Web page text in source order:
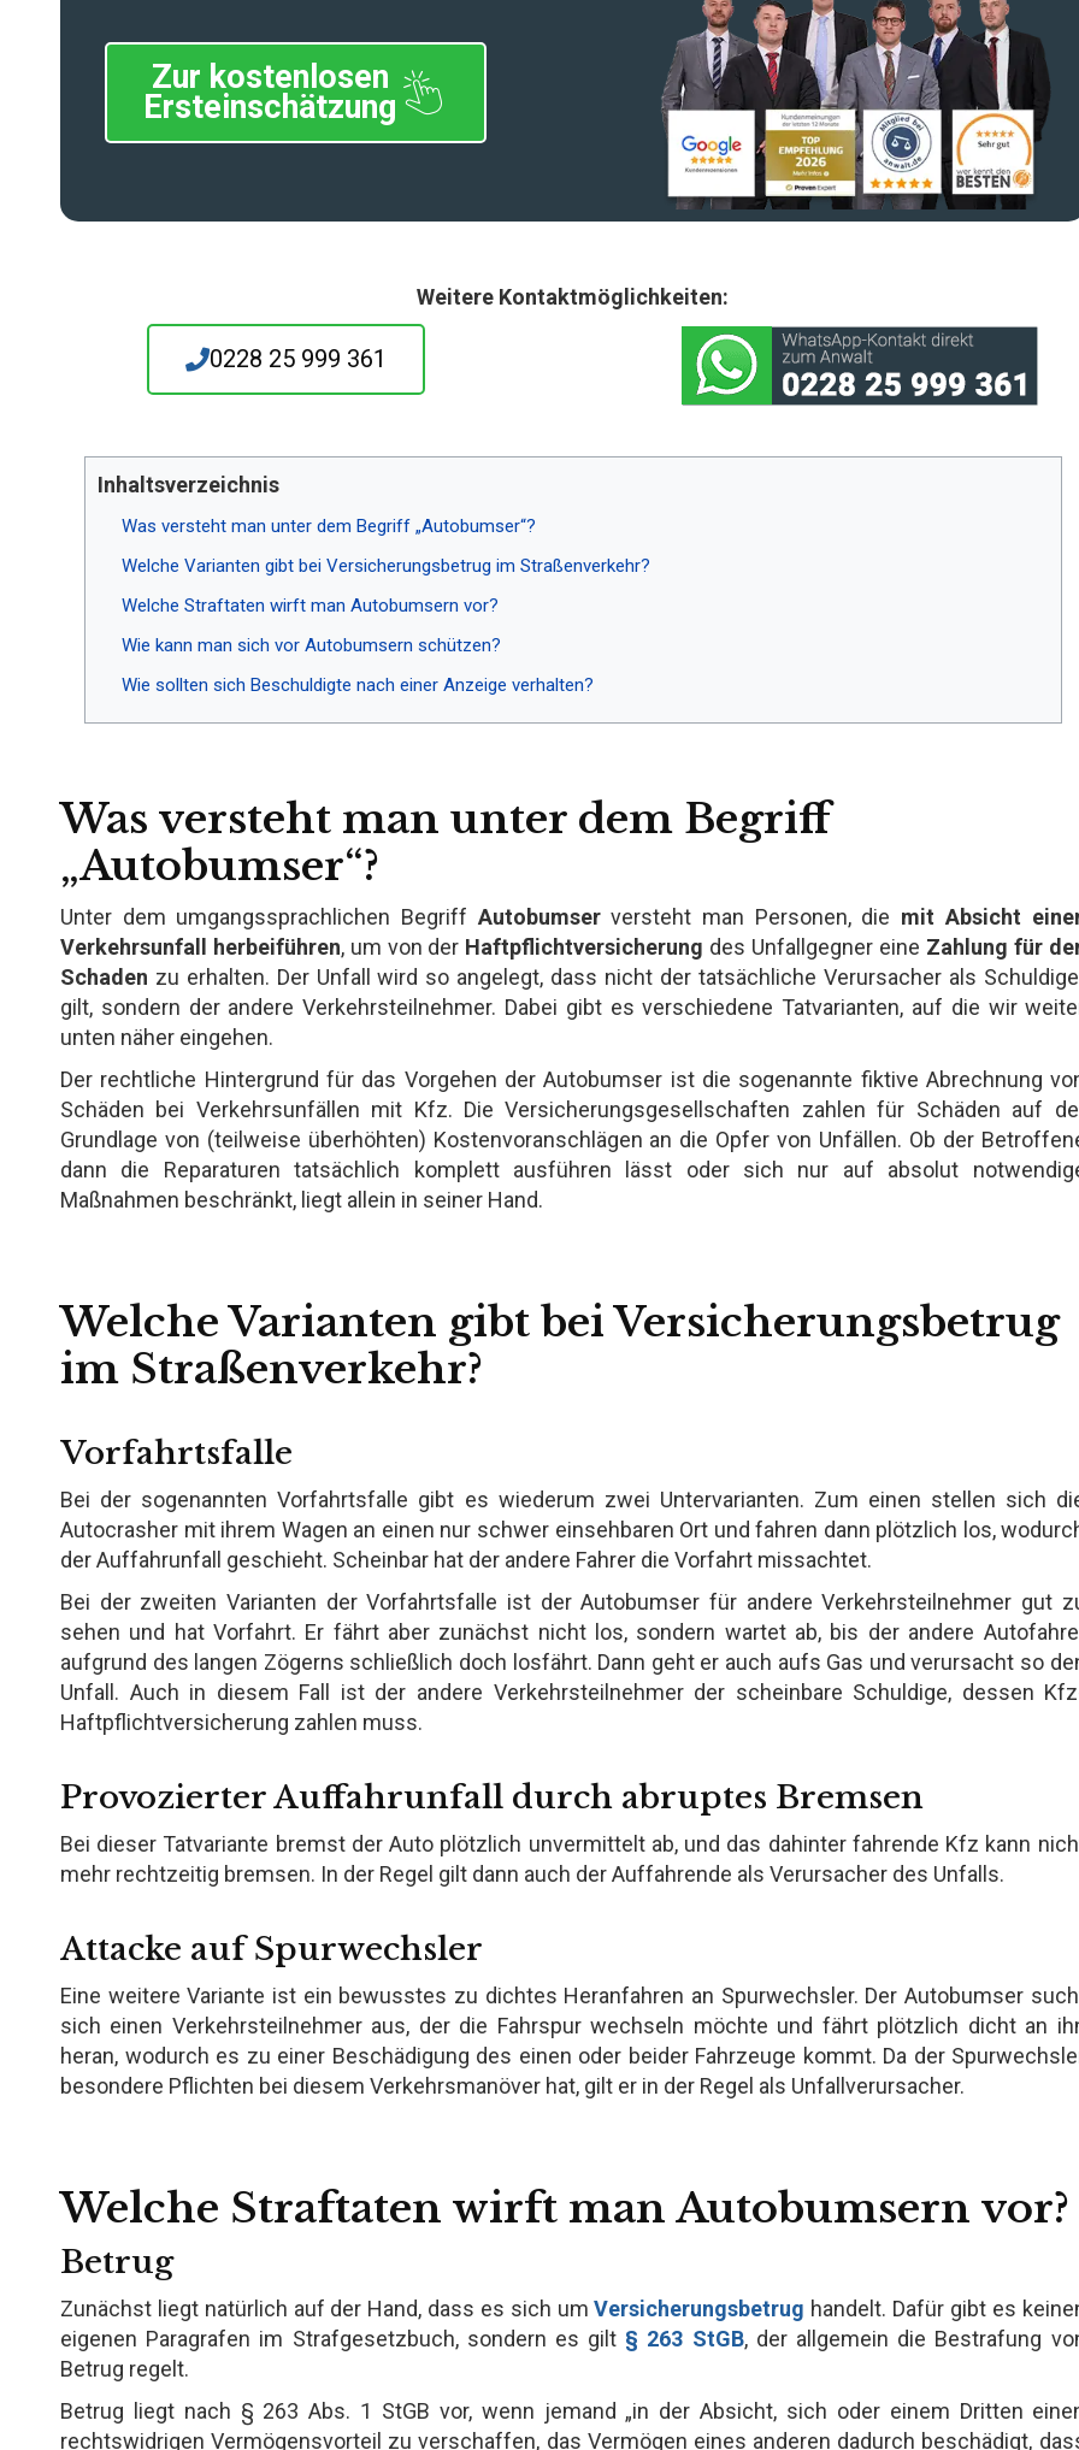
Zur kostenlosen
Ersteinschätzung
Weitere Kontaktmöglichkeiten:
0228 25 999 361
Inhaltsverzeichnis
Was versteht man unter dem Begriff „Autobumser“?
Welche Varianten gibt bei Versicherungsbetrug im Straßenverkehr?
Welche Straftaten wirft man Autobumsern vor?
Wie kann man sich vor Autobumsern schützen?
Wie sollten sich Beschuldigte nach einer Anzeige verhalten?
Was versteht man unter dem Begriff
„Autobumser“?
Unter dem umgangssprachlichen Begriff Autobumserversteht man Personen, die mit Absicht
Verkehrsunfall herbeiführen, um von der Haftpflichtversicherung des Unfallgegner eine Zahlung für
Schaden zu erhalten. Der Unfall wird so angelegt, dass nicht der tatsächliche Verursacher als
gilt, sondern der andere Verkehrsteilnehmer. Dabei gibt es verschiedene Tatvarianten, auf die wir
unten näher eingehen.
Der rechtliche Hintergrund für das Vorgehen der Autobumser ist die sogenannte fiktive Abrechnung
Schäden bei Verkehrsunfällen mit Kfz. Die Versicherungsgesellschaften zahlen für Schäden auf
Grundlage von (teilweise überhöhten) Kostenvoranschlägen an die Opfer von Unfällen. Ob der
dann die Reparaturen tatsächlich komplett ausführen lässt oder sich nur auf absolut
Maßnahmen beschränkt, liegt allein in seiner Hand.
Welche Varianten gibt bei Versicherungsbetrug
im Straßenverkehr?
Vorfahrtsfalle
Bei der sogenannten Vorfahrtsfalle gibt es wiederum zwei Untervarianten. Zum einen stellen sich
Autocrasher mit ihrem Wagen an einen nur schwer einsehbaren Ort und fahren dann plötzlich los,
der Auffahrunfall geschieht. Scheinbar hat der andere Fahrer die Vorfahrt missachtet.
Bei der zweiten Varianten der Vorfahrtsfalle ist der Autobumser für andere Verkehrsteilnehmer gut
sehen und hat Vorfahrt. Er fährt aber zunächst nicht los, sondern wartet ab, bis der andere
aufgrund des langen Zögerns schließlich doch losfährt. Dann geht er auch aufs Gas und verursacht so
Unfall. Auch in diesem Fall ist der andere Verkehrsteilnehmer der scheinbare Schuldige, dessen
Haftpflichtversicherung zahlen muss.
Provozierter Auffahrunfall durch abruptes Bremsen
Bei dieser Tatvariante bremst der Auto plötzlich unvermittelt ab, und das dahinter fahrende Kfz kann
mehr rechtzeitig bremsen. In der Regel gilt dann auch der Auffahrende als Verursacher des Unfalls.
Attacke auf Spurwechsler
Eine weitere Variante ist ein bewusstes zu dichtes Heranfahren an Spurwechsler. Der Autobumser
sich einen Verkehrsteilnehmer aus, der die Fahrspur wechseln möchte und fährt plötzlich dicht an
heran, wodurch es zu einer Beschädigung des einen oder beider Fahrzeuge kommt. Da der
besondere Pflichten bei diesem Verkehrsmanöver hat, gilt er in der Regel als Unfallverursacher.
Welche Straftaten wirft man Autobumsern vor?
Betrug
Zunächst liegt natürlich auf der Hand, dass es sich umVersicherungsbetrug handelt. Dafür gibt es
eigenen Paragrafen im Strafgesetzbuch, sondern es gilt § 263 StGB, der allgemein die Bestrafung
Betrug regelt.
Betrug liegt nach § 263 Abs. 1 StGB vor, wenn jemand „in der Absicht, sich oder einem Dritten
rechtswidrigen Vermögensvorteil zu verschaffen, das Vermögen eines anderen dadurch beschädigt,